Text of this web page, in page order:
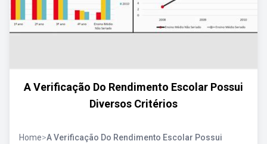
A Verificação Do Rendimento Escolar Possui
Diversos Critérios
Home>A Verificação Do Rendimento Escolar Possui